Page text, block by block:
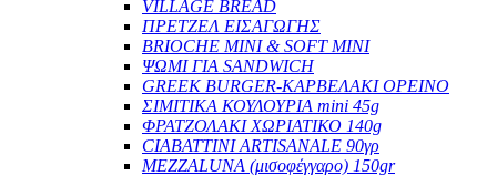
VILLAGE BREAD
ΠΡΕΤΖΕΛ ΕΙΣΑΓΩΓΗΣ
BRIOCHE MINI & SOFT MINI
ΨΩΜΙ ΓΙΑ SANDWICH
GREEK BURGER-ΚΑΡΒΕΛΑΚΙ ΟΡΕΙΝΟ
ΣΙΜΙΤΙΚΑ ΚΟΥΛΟΥΡΙΑ mini 45g
ΦΡΑΤΖΟΛΑΚΙ ΧΩΡΙΑΤΙΚΟ 140g
CIABATTINI ARTISANALE 90γρ
MEZZALUNA (μισοφέγγαρο) 150gr